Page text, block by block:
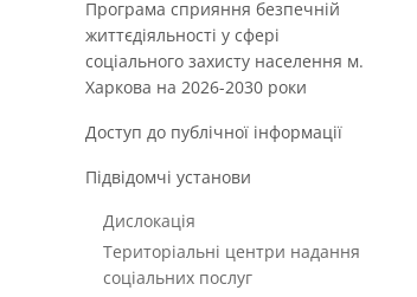
Програма сприяння безпечній
життєдіяльності у сфері
соціального захисту населення м.
Харкова на 2026-2030 роки
Доступ до публічної інформації
Підвідомчі установи
Дислокація
Територіальні центри надання
соціальних послуг